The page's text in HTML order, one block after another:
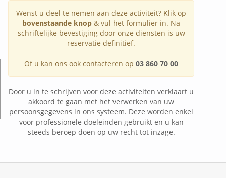
Wenst u deel te nemen aan deze activiteit? Klik op
bovenstaande knop & vul het formulier in. Na
schriftelijke bevestiging door onze diensten is uw
reservatie definitief.
Of u kan ons ook contacteren op 03 860 70 00
Door u in te schrijven voor deze activiteiten verklaart u
akkoord te gaan met het verwerken van uw
persoonsgegevens in ons systeem. Deze worden enkel
voor professionele doeleinden gebruikt en u kan
steeds beroep doen op uw recht tot inzage.